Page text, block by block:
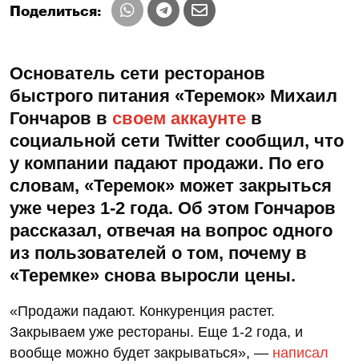
Поделиться:
Основатель сети ресторанов
быстрого питания «Теремок» Михаил
Гончаров в своем аккаунте в
социальной сети Twitter сообщил, что
у компании падают продажи. По его
словам, «Теремок» может закрыться
уже через 1-2 года. Об этом Гончаров
рассказал, отвечая на вопрос одного
из пользователей о том, почему в
«Теремке» снова выросли цены.
«Продажи падают. Конкуренция растет.
Закрываем уже рестораны. Еще 1-2 года, и
вообще можно будет закрываться», — написал